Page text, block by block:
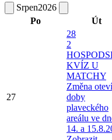
Srpen2026
Po
Út
27
28
2
KVÍZ U
MATCHY
Změna
doby
plaveckého
areálu ve
14. a